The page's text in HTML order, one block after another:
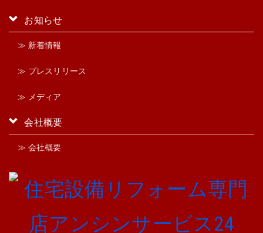
お知らせ
≫ 新着情報
≫ プレスリリース
≫ メディア
会社概要
≫ 会社概要